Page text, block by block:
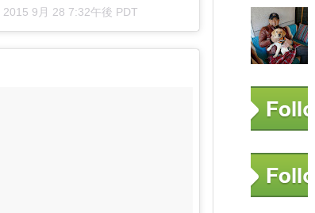
2015 9月 28 7:32午後 PDT